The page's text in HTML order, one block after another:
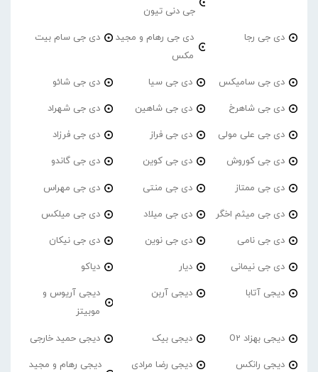
جی دنی تیون
دی جی رجا
دی جی رهام و مجید
مکس
دی جی سام بیت
دی جی سامیکس دی جی سیا دی جی شائو
دی جی شاهرخ دی جی شاهین دی جی شهراد
دی جی علی مولی دی جی فراز دی جی فرزاد
دی جی کوروش دی جی کوین دی جی گاندو
دی جی ممتاز دی جی منتی دی جی مهراس
دی جی میثم اخگر دی جی میلاد دی جی میلکس
دی جی نامی دی جی نوین دی جی نیکان
دی جی نیمانی دیار دیاکو
دیجی آتابا دیجی آربن
دیجی آریوس و
موبیتز
دیجی بهزاد O2 دیجی بیک دیجی حمید خارجی
دیجی رانکس دیجی رضا مرادی
دیجی رهام و مجید